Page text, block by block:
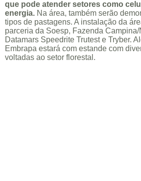
que pode atender setores como
energia. Na área, também serão
tipos de pastagens. A instalação da
parceria da Soesp, Fazenda
Datamars Speedrite Trutest e Tryber.
Embrapa estará com estande com
voltadas ao setor florestal.